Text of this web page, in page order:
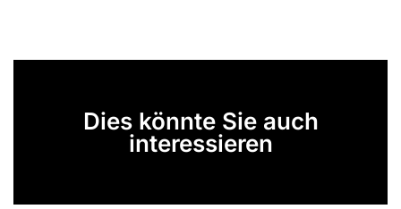
Dies könnte Sie auch
interessieren